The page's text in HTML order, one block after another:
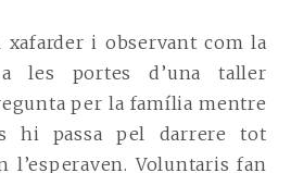
i observant com la
les portes d’una taller
per la família mentre
hi passa pel darrere tot
l’esperaven. Voluntaris fan